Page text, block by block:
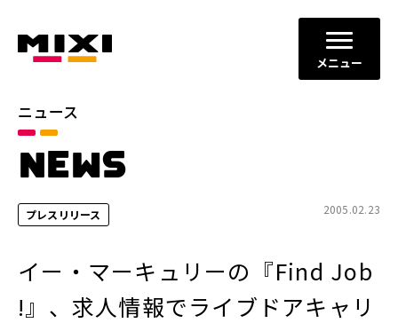
メニュー
ニュース
NEWS
プレスリリース 2005.02.23
イー・マーキュリーの『Find Job
!』、求人情報でライブドアキャリ
カテゴリ
お知らせ
2025年